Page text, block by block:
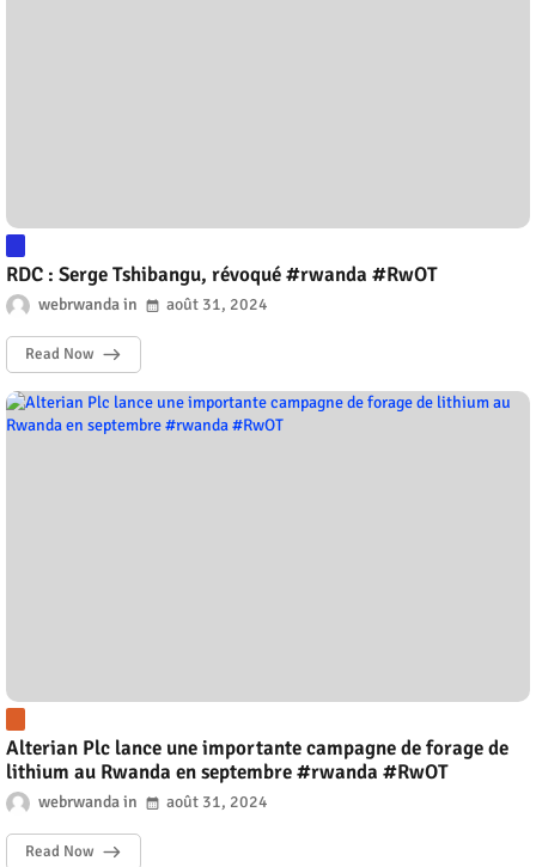
RDC : Serge Tshibangu, révoqué #rwanda #RwOT
webrwanda août 31, 2024
Read Now
Alterian Plc lance une importante campagne de forage de
lithium au Rwanda en septembre #rwanda #RwOT
webrwanda août 31, 2024
Read Now